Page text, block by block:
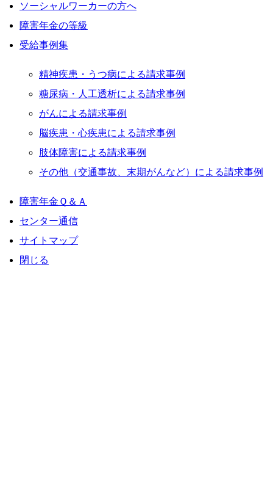
ソーシャルワーカーの方へ
障害年金の等級
受給事例集
精神疾患・うつ病による請求事例
糖尿病・人工透析による請求事例
がんによる請求事例
脳疾患・心疾患による請求事例
肢体障害による請求事例
その他（交通事故、末期がんなど）による請求事例
障害年金Ｑ＆Ａ
センター通信
サイトマップ
閉じる